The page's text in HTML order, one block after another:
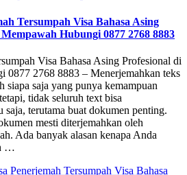
Tersumpah Visa Bahasa Asing
Hubungi 0877 2768 8883
Visa Bahasa Asing Profesional di
0877 2768 8883 – Menerjemahkan teks
siapa saja yang punya kemampuan
tidak seluruh text bisa
saja, terutama buat dokumen penting.
mesti diterjemahkan oleh
Ada banyak alasan kenapa Anda
…